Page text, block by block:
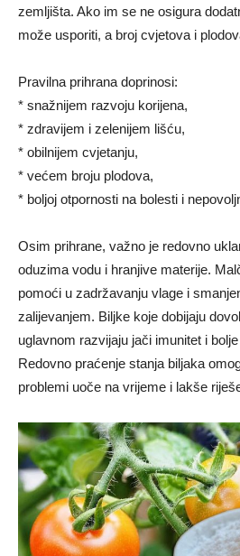
zemljišta. Ako im se ne osigura
može usporiti, a broj cvjetova i
Pravilna prihrana doprinosi:
* snažnijem razvoju korijena,
* zdravijem i zelenijem lišću,
* obilnijem cvjetanju,
* većem broju plodova,
* boljoj otpornosti na bolesti i
Osim prihrane, važno je redovno
oduzima vodu i hranjive materije.
pomoći u zadržavanju vlage i
zalijevanjem. Biljke koje dobijaju
uglavnom razvijaju jači imunitet i
Redovno praćenje stanja biljaka
problemi uoče na vrijeme i lakše